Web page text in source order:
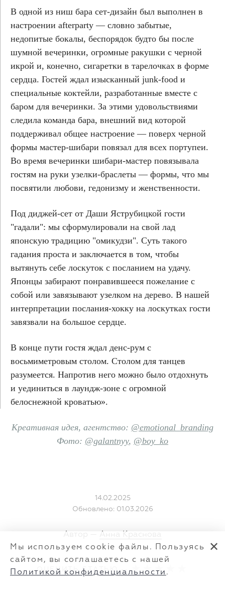
В одной из ниш бара сет-дизайн был выполнен в
настроении afterparty — словно забытые,
недопитые бокалы, беспорядок будто бы после
шумной вечеринки, огромные ракушки с черной
икрой и, конечно, сигаретки в тарелочках в форме
сердца. Гостей ждал изысканный junk-food и
специальные коктейли, разработанные вместе с
баром для вечеринки. За этими удовольствиями
следила команда бара, внешний вид которой
поддерживал общее настроение — поверх черной
формы мастер-шибари повязал для всех портупеи.
Во время вечеринки шибари-мастер повязывала
гостям на руки узелки-браслеты — формы, что мы
посвятили любови, гедонизму и женственности.
Под диджей-сет от Даши Яструбицкой гости
"гадали": мы сформулировали на свой лад
японскую традицию "омикудзи". Суть такого
гадания проста и заключается в том, чтобы
вытянуть себе лоскуток с посланием на удачу.
Японцы забирают понравившееся пожелание с
собой или завязывают узелком на дерево. В нашей
интерпретации послания-хокку на лоскутках гости
завязвали на большое сердце.
В конце пути гостя ждал денс-рум с
восьмиметровым столом. Столом для танцев
разумеется. Напротив него можно было отдохнуть
и уединиться в лаундж-зоне с огромной
белоснежной кроватью».
Креативная идея, агентство: @emotional_branding
Фото: @galantnyy, @boy_ko
14.02.2025
Обновлено: 01.03.2026
ОЦЕНИТЬ СТАТЬЮ —
Мы используем cookie файлы. Пользуясь
сайтом, вы соглашаетесь с нашей
Политикой конфиденциальности .
✕